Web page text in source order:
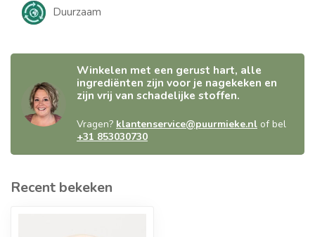
Duurzaam
Winkelen met een gerust hart, alle
ingrediënten zijn voor je nagekeken en
zijn vrij van schadelijke stoffen.
Vragen? klantenservice@puurmieke.nl of bel
+31 853030730
Recent bekeken